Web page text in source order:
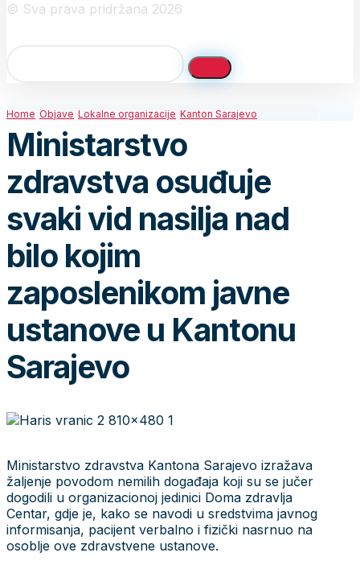
© Sva prava pridržana 2026
Home Objave Lokalne organizacije Kanton Sarajevo
Ministarstvo
zdravstva osuđuje
svaki vid nasilja nad
bilo kojim
zaposlenikom javne
ustanove u Kantonu
Sarajevo
Ministarstvo zdravstva Kantona Sarajevo izražava
žaljenje povodom nemilih događaja koji su se jučer
dogodili u organizacionoj jedinici Doma zdravlja
Centar, gdje je, kako se navodi u sredstvima javnog
informisanja, pacijent verbalno i fizički nasrnuo na
osoblje ove zdravstvene ustanove.